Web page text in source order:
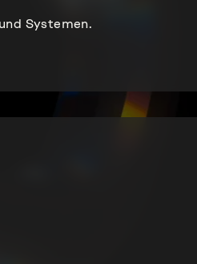
Systemen.